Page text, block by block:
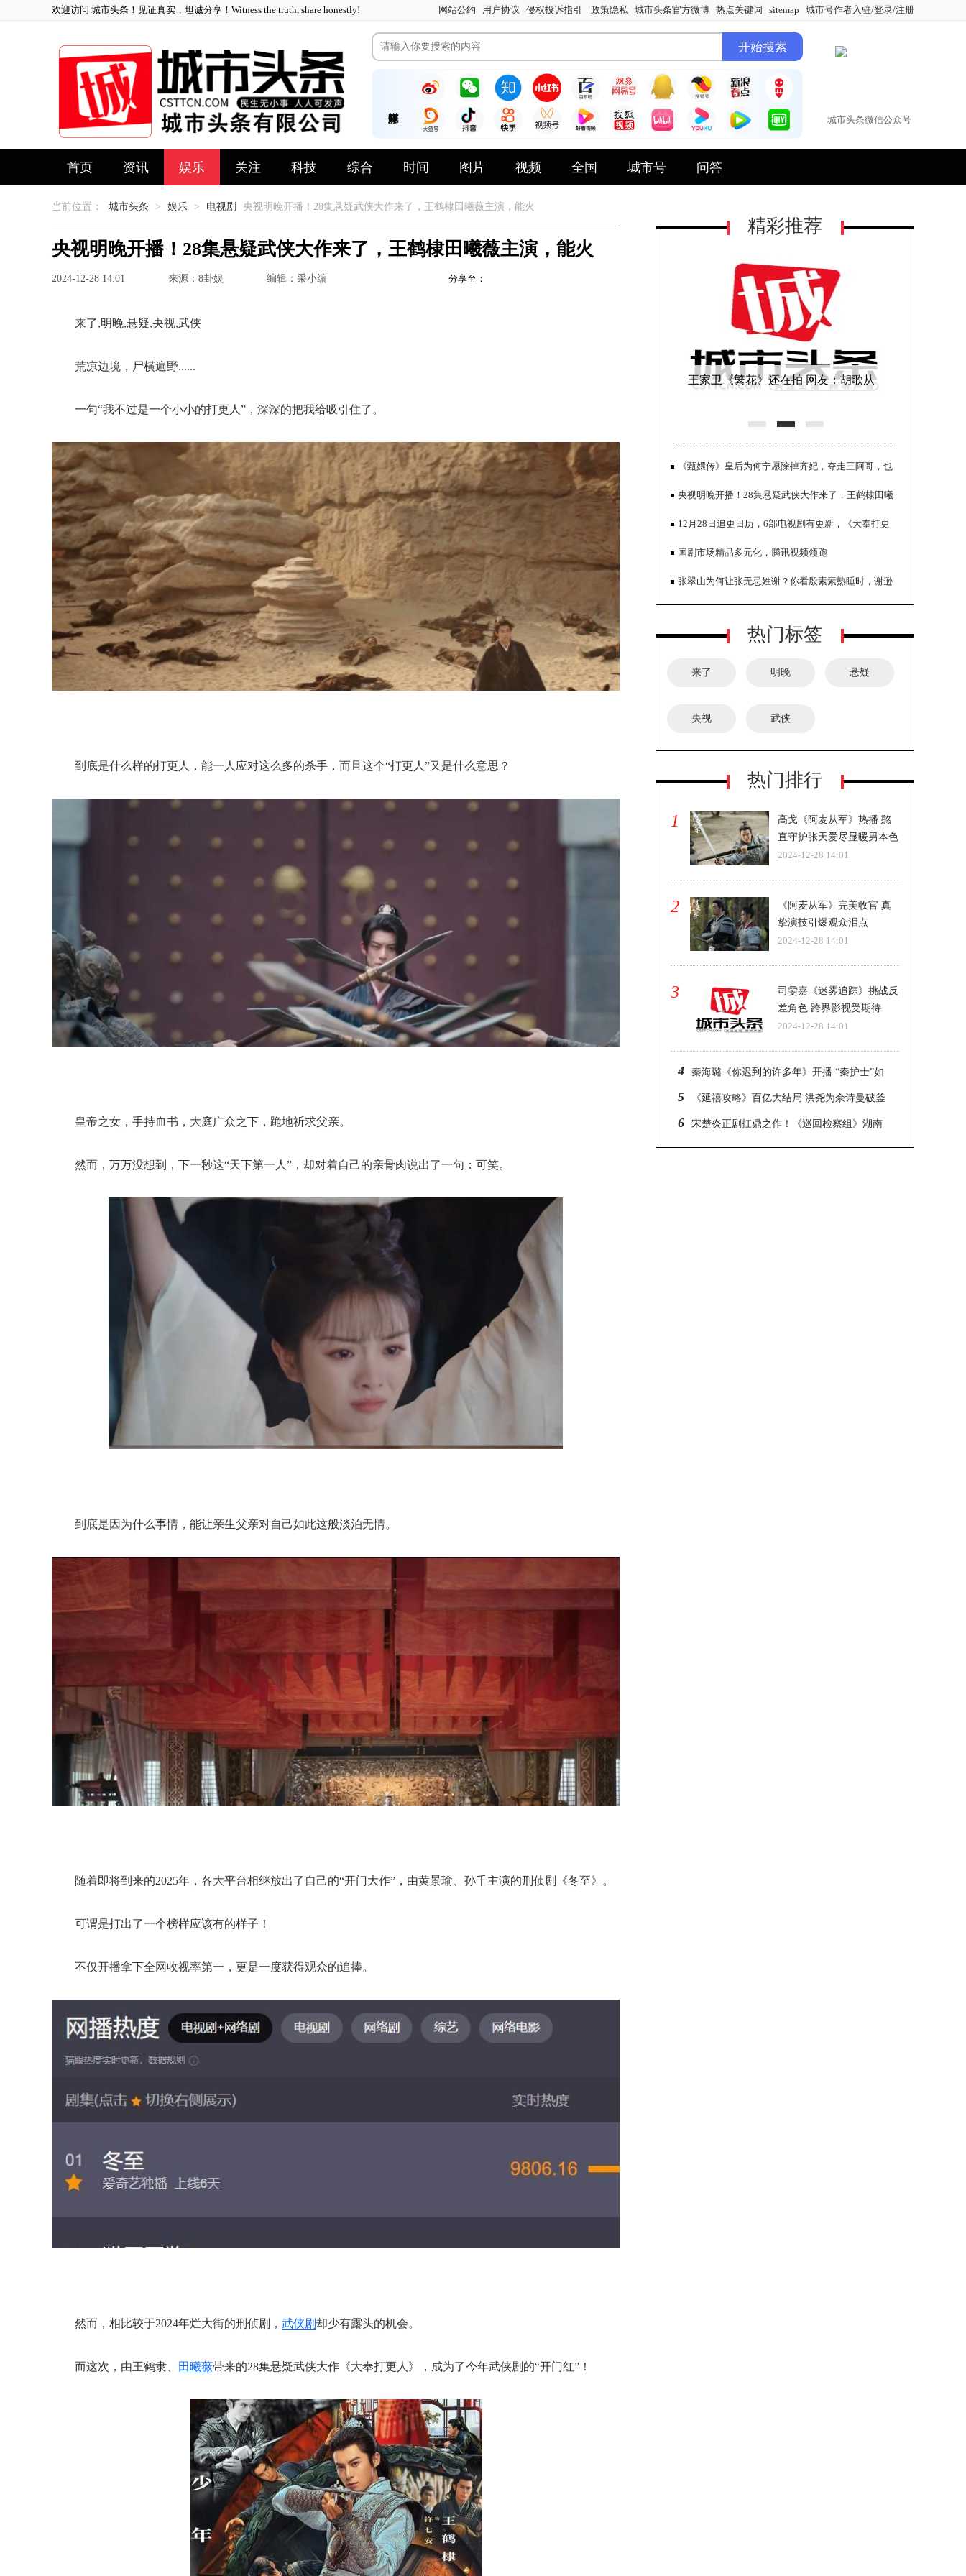
欢迎访问 城市头条！见证真实，坦诚分享！Witness the truth, share honestly! 网站公约 用户协议 侵权投诉指引 政策隐私 城市头条官方微博 热点关键词 sitemap 城市号作者入驻/登录/注册
城市头条微信公众号
首页 资讯 娱乐 关注 科技 综合 时间 图片 视频 全国 城市号 问答
当前位置： 城市头条 > 娱乐 > 电视剧 央视明晚开播！28集悬疑武侠大作来了，王鹤棣田曦薇主演，能火
央视明晚开播！28集悬疑武侠大作来了，王鹤棣田曦薇主演，能火
2024-12-28 14:01 来源：8卦娱 编辑：采小编 分享至：
来了,明晚,悬疑,央视,武侠
荒凉边境，尸横遍野......
一句“我不过是一个小小的打更人”，深深的把我给吸引住了。
到底是什么样的打更人，能一人应对这么多的杀手，而且这个“打更人”又是什么意思？
皇帝之女，手持血书，大庭广众之下，跪地祈求父亲。
然而，万万没想到，下一秒这“天下第一人”，却对着自己的亲骨肉说出了一句：可笑。
到底是因为什么事情，能让亲生父亲对自己如此这般淡泊无情。
随着即将到来的2025年，各大平台相继放出了自己的“开门大作”，由黄景瑜、孙千主演的刑侦剧《冬至》。
可谓是打出了一个榜样应该有的样子！
不仅开播拿下全网收视率第一，更是一度获得观众的追捧。
然而，相比较于2024年烂大街的刑侦剧， 武侠剧却少有露头的机会。
而这次，由王鹤隶、 田曦薇带来的28集悬疑武侠大作《大奉打更人》，成为了今年武侠剧的“开门红”！
精彩推荐
王家卫《繁花》还在拍 网友：胡歌从
院》档期未定
《甄嬛传》皇后为何宁愿除掉齐妃，夺走三阿哥，也
不抚养四阿哥？
央视明晚开播！28集悬疑武侠大作来了，王鹤棣田曦
薇主演，能火
12月28日追更日历，6部电视剧有更新，《大奉打更
人》今日开播
国剧市场精品多元化，腾讯视频领跑
张翠山为何让张无忌姓谢？你看殷素素熟睡时，谢逊
如何捣鼓她的
热门标签
来了 明晚 悬疑
央视 武侠
热门排行
1
高戈《阿麦从军》热播 憨
直守护张天爱尽显暖男本色
2024-12-28 14:01
2
《阿麦从军》完美收官 真
挚演技引爆观众泪点
2024-12-28 14:01
3
司雯嘉《迷雾追踪》挑战反
差角色 跨界影视受期待
2024-12-28 14:01
4 秦海璐《你迟到的许多年》开播 “秦护士”如
约上线
5 《延禧攻略》百亿大结局 洪尧为佘诗曼破釜
沉舟
6 宋楚炎正剧扛鼎之作！《巡回检察组》湖南
卫视震撼开播